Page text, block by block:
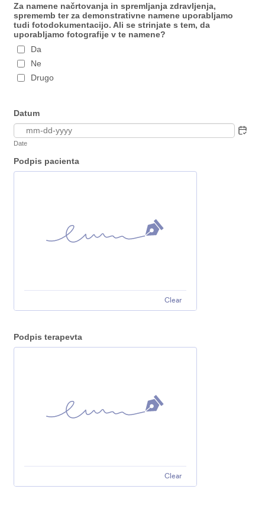
Za namene načrtovanja in spremljanja zdravljenja,
sprememb ter za demonstrativne namene uporabljamo
tudi fotodokumentacijo. Ali se strinjate s tem, da
uporabljamo fotografije v te namene?
Da
Ne
Drugo
Datum
Date
Podpis pacienta
Clear
Podpis terapevta
Clear